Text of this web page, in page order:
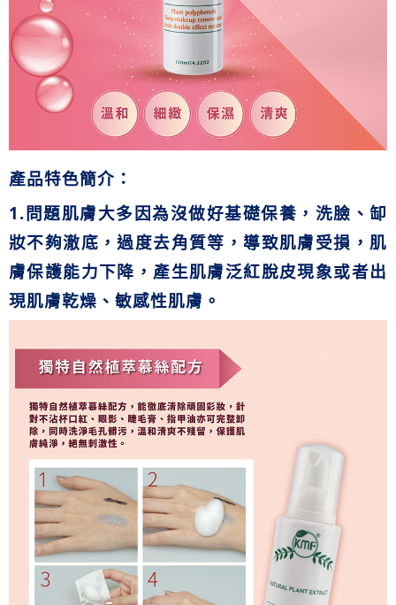
產品特色簡介：
1.問題肌膚大多因為沒做好基礎保養 ， 洗臉、缷
妝不夠澈底 ，過度去角質等 ，導致肌膚受損，肌
膚保護能力下降，產生肌膚泛紅脫皮現象或者出
現肌膚乾燥、敏感性肌膚。